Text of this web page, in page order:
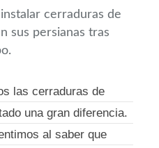
cerraduras de
sus persianas tras
las cerraduras de
una gran diferencia.
al saber que